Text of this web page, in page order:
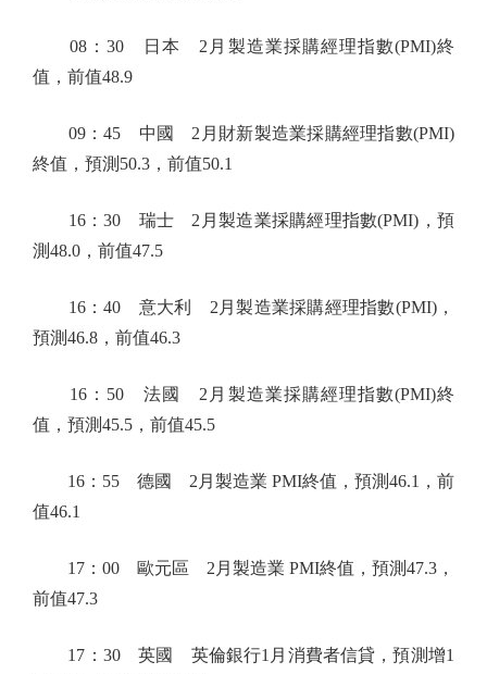
08：30 日本 2月製造業採購經理指數(PMI)終
值，前值48.9
09：45 中國 2月財新製造業採購經理指數(PMI)
終值，預測50.3，前值50.1
16：30 瑞士 2月製造業採購經理指數(PMI)，預
測48.0，前值47.5
16：40 意大利 2月製造業採購經理指數(PMI)，
預測46.8，前值46.3
16：50 法國 2月製造業採購經理指數(PMI)終
值，預測45.5，前值45.5
16：55 德國 2月製造業 PMI終值，預測46.1，前
值46.1
17：00 歐元區 2月製造業 PMI終值，預測47.3，
前值47.3
17：30 英國 英倫銀行1月消費者信貸，預測增1